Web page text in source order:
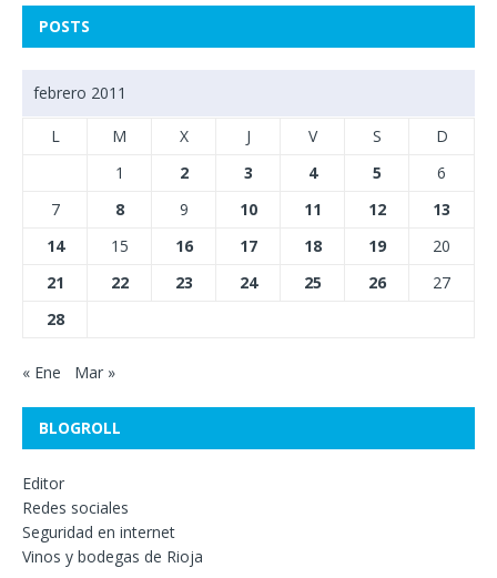
POSTS
febrero 2011
L M X J V S
D
1
2 3 4 5
6
7
8 9 10 11 12
13
14
15 16 17 18 19
20
21
22 23 24 25 26
27
28
« Ene Mar »
BLOGROLL
Editor
Redes sociales
Seguridad en internet
Vinos y bodegas de Rioja